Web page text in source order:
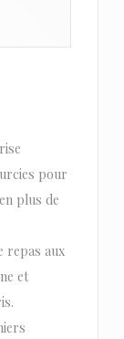
pour
plus de
repas aux
et